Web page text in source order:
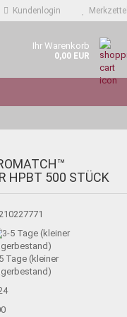
Kundenlogin Merkzettel
Ihr Warenkorb
0,00 EUR
HPBT 500 STÜCK
Tage (kleiner